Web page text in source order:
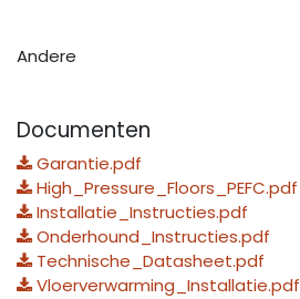
Andere
Documenten
Garantie.pdf
High_Pressure_Floors_PEFC.pdf
Installatie_Instructies.pdf
Onderhound_Instructies.pdf
Technische_Datasheet.pdf
Vloerverwarming_Installatie.pdf